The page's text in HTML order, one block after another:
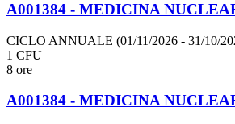
A001384 - MEDICINA
CICLO ANNUALE (01/11/2026 - 31/10/
1 CFU
8 ore
A001384 - MEDICINA